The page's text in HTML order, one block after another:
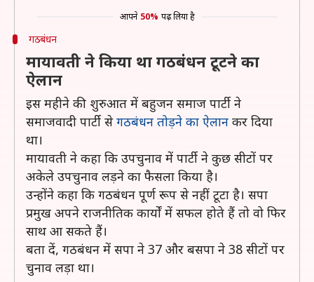
आपने 50% पढ़ लिया है
गठबंधन
मायावती ने किया था गठबंधन टूटने का
ऐलान
इस महीने की शुरुआत में बहुजन समाज पार्टी ने
समाजवादी पार्टी सेगठबंधन तोड़ने का ऐलान कर दिया
था।
मायावती ने कहा कि उपचुनाव में पार्टी ने कुछ सीटों पर
अकेले उपचुनाव लड़ने का फैसला किया है।
उन्होंने कहा कि गठबंधन पूर्ण रूप से नहीं टूटा है। सपा
प्रमुख अपने राजनीतिक कार्यों में सफल होते हैं तो वो फिर
साथ आ सकते हैं।
बता दें, गठबंधन में सपा ने 37 और बसपा ने 38 सीटों पर
चुनाव लड़ा था।